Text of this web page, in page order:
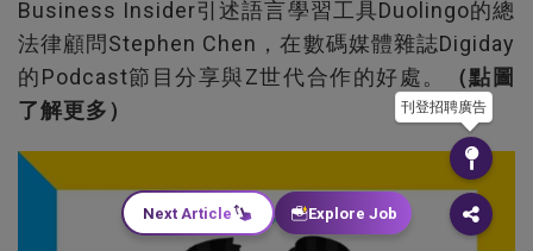
Business Insider引述語言學習工具Duolingo的總
法律顧問Stephen Chen，在數碼媒體雜誌Digiday
的Podcast節目分享與Z世代合作的好處。
（點圖
了解更多）
刊登招聘廣告
Next Article Explore Job